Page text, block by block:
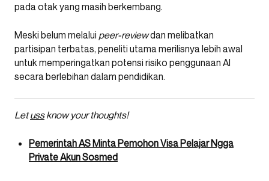
pada otak yang masih berkembang.
Meski belum melalui peer-reviewdan melibatkan
partisipan terbatas, peneliti utama merilisnya lebih awal
untuk memperingatkan potensi risiko penggunaan AI
secara berlebihan dalam pendidikan.
Letussknow your thoughts!
Pemerintah AS Minta Pemohon Visa Pelajar Ngga
Private Akun Sosmed